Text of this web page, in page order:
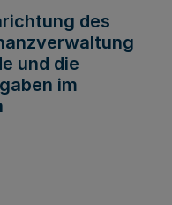
des
und die
im